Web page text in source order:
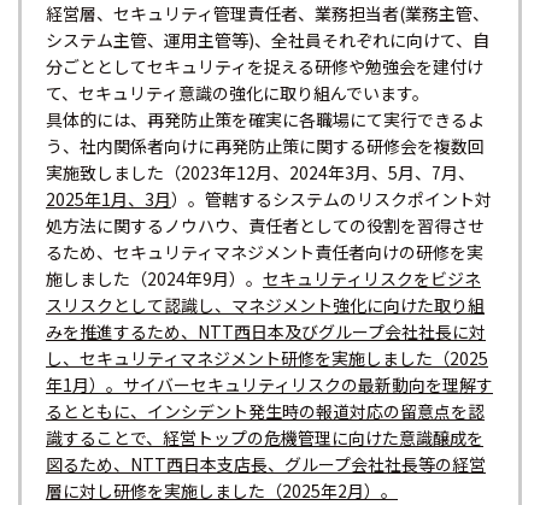
経営層、セキュリティ管理責任者、業務担当者(業務主管、
システム主管、運用主管等)、全社員それぞれに向けて、自
分ごととしてセキュリティを捉える研修や勉強会を建付け
て、セキュリティ意識の強化に取り組んでいます。
具体的には、再発防止策を確実に各職場にて実行できるよ
う、社内関係者向けに再発防止策に関する研修会を複数回
実施致しました（2023年12月、2024年3月、5月、7月、
2025年1月、3月）。管轄するシステムのリスクポイント対
処方法に関するノウハウ、責任者としての役割を習得させ
るため、セキュリティマネジメント責任者向けの研修を実
施しました（2024年9月）。 セキュリティリスクをビジネ
スリスクとして認識し、マネジメント強化に向けた取り組
みを推進するため、NTT西日本及びグループ会社社長に対
し、セキュリティマネジメント研修を実施しました（2025
年1月）。サイバーセキュリティリスクの最新動向を理解す
るとともに、インシデント発生時の報道対応の留意点を認
識することで、経営トップの危機管理に向けた意識醸成を
図るため、NTT西日本支店長、グループ会社社長等の経営
層に対し研修を実施しました（2025年2月）。